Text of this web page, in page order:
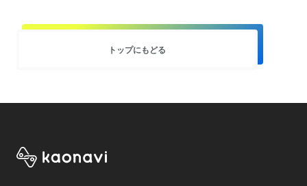
トップにもどる